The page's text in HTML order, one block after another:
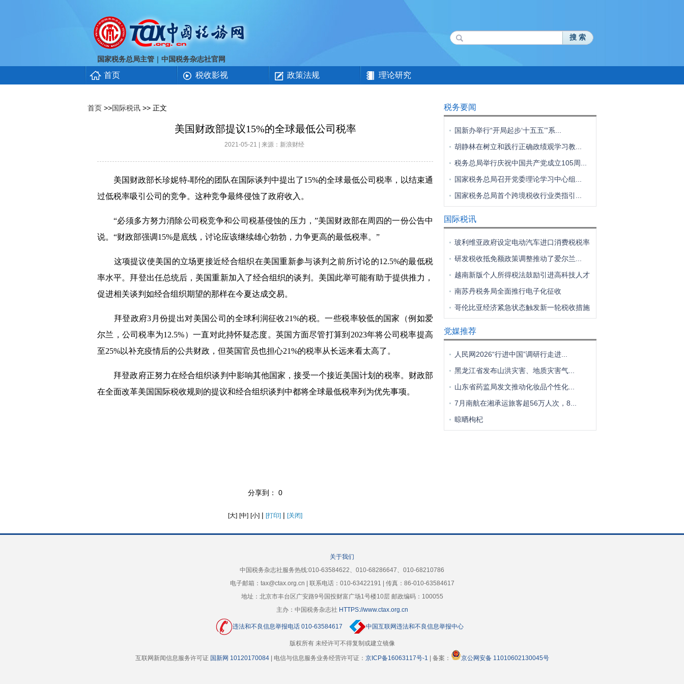
国家税务总局主管 ｜ 中国税务杂志社官网
搜 索
首页 税收影视 政策法规 理论研究
首页 >>国际税讯 >> 正文
美国财政部提议15%的全球最低公司税率
2021-05-21 | 来源：新浪财经
美国财政部长珍妮特-耶伦的团队在国际谈判中提出了15%的全球最低公司税率，以结束通
过低税率吸引公司的竞争。这种竞争最终侵蚀了政府收入。
“必须多方努力消除公司税竞争和公司税基侵蚀的压力，”美国财政部在周四的一份公告中
说。 “财政部强调15%是底线，讨论应该继续雄心勃勃，力争更高的最低税率。”
这项提议使美国的立场更接近经合组织在美国重新参与谈判之前所讨论的12.5%的最低税
率水平。拜登出任总统后，美国重新加入了经合组织的谈判。美国此举可能有助于提供推力，
促进相关谈判如经合组织期望的那样在今夏达成交易。
拜登政府3 月份提出对美国公司的全球利润征收21%的税。一些税率较低的国家（例如爱
尔兰，公司税率为12.5%）一直对此持怀疑态度。英国方面尽管打算到 2023年将公司税率提高
至25%以补充疫情后的公共财政，但英国官员也担心21%的税率从长远来看太高了。
拜登政府正努力在经合组织谈判中影响其他国家，接受一个接近美国计划的税率。财政部
在全面改革美国国际税收规则的提议和经合组织谈判中都将全球最低税率列为优先事项。
分享到： 0
[大] [中] [小] | [打印] | [关闭]
税务要闻
国新办举行“开局起步‘十五五’”系...
胡静林在树立和践行正确政绩观学习教...
税务总局举行庆祝中国共产党成立105周...
国家税务总局召开党委理论学习中心组...
国家税务总局首个跨境税收行业类指引...
国际税讯
玻利维亚政府设定电动汽车进口消费税税率
研发税收抵免额政策调整推动了爱尔兰...
越南新版个人所得税法鼓励引进高科技人才
南苏丹税务局全面推行电子化征收
哥伦比亚经济紧急状态触发新一轮税收措施
党媒推荐
人民网2026“行进中国”调研行走进...
黑龙江省发布山洪灾害、地质灾害气...
山东省药监局发文推动化妆品个性化...
7月南航在湘承运旅客超56万人次，8...
晾晒枸杞
关于我们
中国税务杂志社服务热线:010-63584622、010-68286647、010-68210786
电子邮箱：tax@ctax.org.cn | 联系电话：010-63422191 | 传真：86-010-63584617
地址：北京市丰台区广安路9号国投财富广场1号楼10层 邮政编码：100055
主办：中国税务杂志社 HTTPS://www.ctax.org.cn
违法和不良信息举报电话 010-63584617 中国互联网违法和不良信息举报中心
版权所有 未经许可不得复制或建立镜像
互联网新闻信息服务许可证 国新网 10120170084| 电信与信息服务业务经营许可证： 京ICP备16063117号-1 | 备案： 京公网安备 11010602130045号